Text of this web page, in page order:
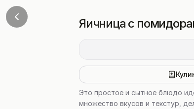
Яичница с
Это простое и сытное блюдо
множество вкусов и текстур,